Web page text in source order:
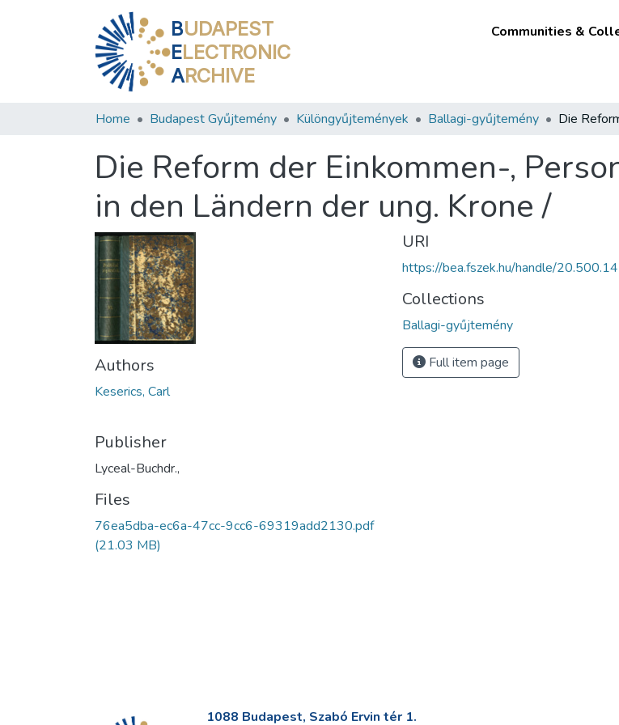
BUDAPEST
ELECTRONIC
ARCHIVE
Communities &
Home Budapest Gyűjtemény Különgyűjtemények Ballagi-gyűjtemény
Die Reform der Einkommen-,
in den Ländern der ung. Krone /
Authors
Keserics, Carl
Publisher
Lyceal-Buchdr.,
Files
76ea5dba-ec6a-47cc-9cc6-69319add2130.pdf
(21.03 MB)
URI
https://bea.fszek.hu/handle/
Collections
Ballagi-gyűjtemény
Full item page
1088 Budapest, Szabó Ervin tér 1.